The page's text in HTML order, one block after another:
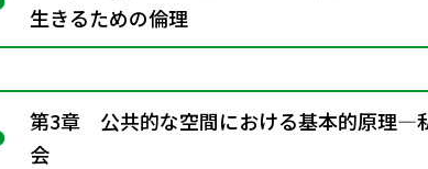
生きるための倫理
第3章 公共的な空間における基本的原理―
会